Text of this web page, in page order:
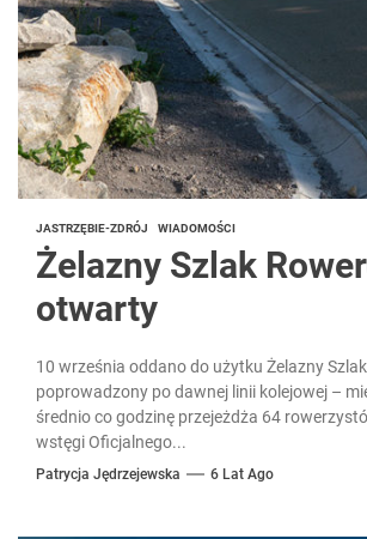
JASTRZĘBIE-ZDRÓJ WIADOMOŚCI
Żelazny Szlak
otwarty
10 września oddano do użytku Żelazny
poprowadzony po dawnej linii kolejowej –
średnio co godzinę przejeżdża 64
wstęgi Oficjalnego...
Patrycja Jędrzejewska 6 Lat Ago